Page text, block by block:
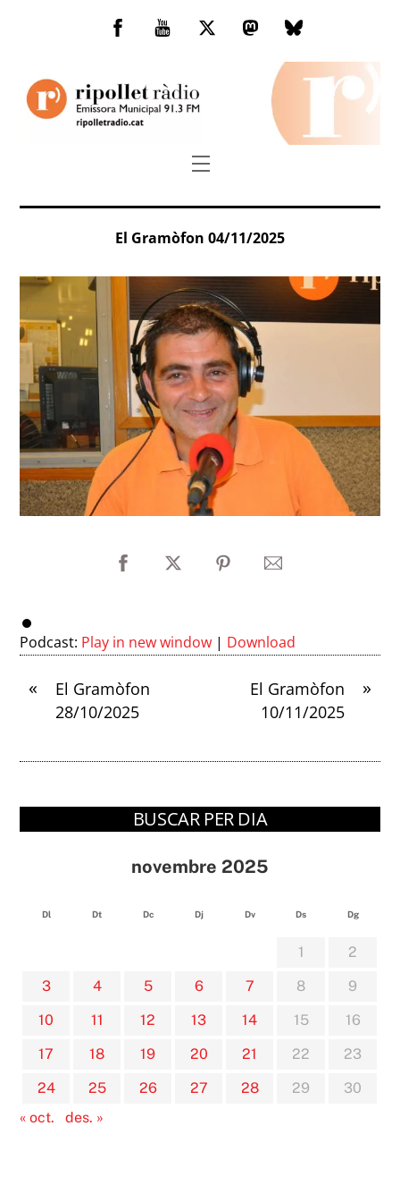
Facebook
You
TwitterMastodonBluesky
Menu
El Gramòfon 04/11/2025
Podcast: Play in new window | Download
«
El Gramòfon
28/10/2025
»
El Gramòfon
10/11/2025
BUSCAR PER DIA
novembre 2025
Dl Dt Dc Dj Dv Ds Dg
1
2
3
4 5 6 7 8
9
10
11 12 13 14 15
16
17
18 19 20 21 22
23
24
25 26 27 28 29
30
« oct.
des. »